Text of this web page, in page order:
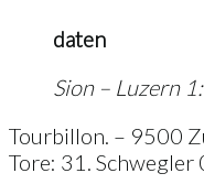
daten
Sion – Luzern
Tourbillon. – 9500
Tore: 31. Schwegler